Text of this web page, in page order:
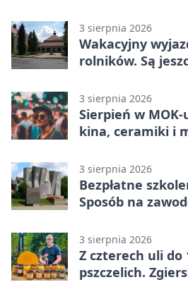
3 sierpnia 2026
Wakacyjny
rolników. Są
3 sierpnia 2026
Sierpień w
kina, ceramiki i
3 sierpnia 2026
Bezpłatne
Sposób na
3 sierpnia 2026
Z czterech uli do
pszczelich.